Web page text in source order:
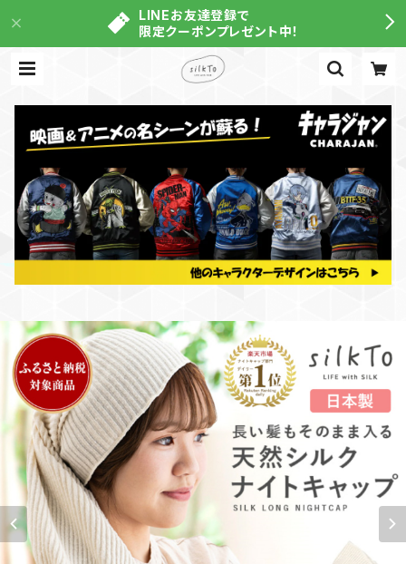
LINEお友達登録で
限定クーポンプレゼント中！